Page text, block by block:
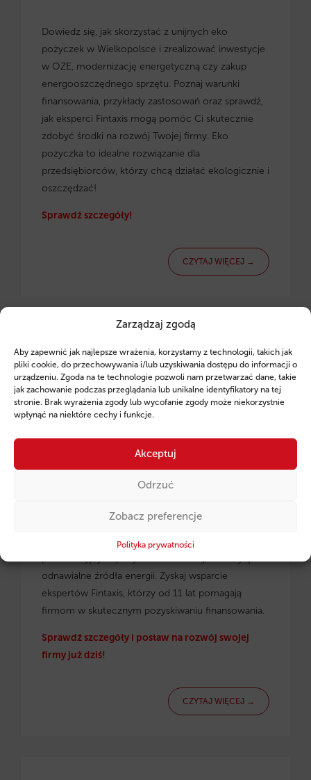
Zarządzaj zgodą
Aby zapewnić jak najlepsze wrażenia, korzystamy z technologii, takich jak
pliki cookie, do przechowywania i/lub uzyskiwania dostępu do informacji o
urządzeniu. Zgoda na te technologie pozwoli nam przetwarzać dane, takie
jak zachowanie podczas przeglądania lub unikalne identyfikatory na tej
stronie. Brak wyrażenia zgody lub wycofanie zgody może niekorzystnie
wpłynąć na niektóre cechy i funkcje.
Akceptuj
Odrzuć
Zobacz preferencje
Polityka prywatności
Dowiedz się, jak skorzystać z unijnych eko
pożyczek w Wielkopolsce i zrealizować inwestycje
w OZE, modernizację energetyczną czy zakup
energooszczędnego sprzętu. Poznaj warunki
finansowania, przykłady zastosowań oraz sprawdź,
jak eksperci Fintaxis mogą pomóc Ci skutecznie
zdobyć środki na rozwój Twojej firmy. Eko
pożyczka to idealne rozwiązanie dla
przedsiębiorców, którzy chcą działać ekologicznie i
oszczędzać!
Sprawdź szczegóły!
CZYTAJ WIĘCEJ →
przedsiębiorców z regionu małopolskiego.
Pożyczki unijne dla małopolskich
przedsiębiorców– dowiedz się, jak skorzystać z
odnawialne źródła energii. Zyskaj wsparcie
ekspertów Fintaxis, którzy od 11 lat pomagają
firmom w skutecznym pozyskiwaniu finansowania.
Sprawdź szczegóły i postaw na rozwój swojej
firmy już dziś!
CZYTAJ WIĘCEJ →